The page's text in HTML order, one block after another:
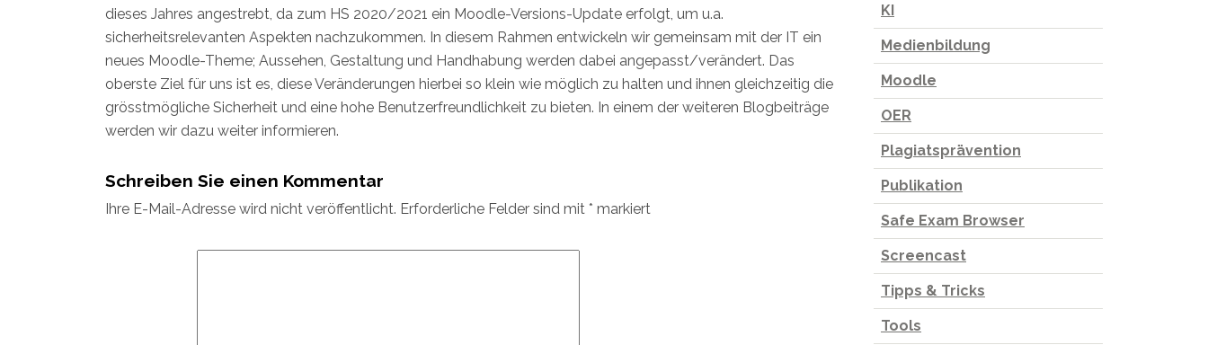
dieses Jahres angestrebt, da zum HS 2020/2021 ein Moodle-Versions-Update erfolgt, um u.a.
sicherheitsrelevanten Aspekten nachzukommen. In diesem Rahmen entwickeln wir gemeinsam mit der IT ein
neues Moodle-Theme; Aussehen, Gestaltung und Handhabung werden dabei angepasst/verändert. Das
oberste Ziel für uns ist es, diese Veränderungen hierbei so klein wie möglich zu halten und ihnen gleichzeitig die
grösstmögliche Sicherheit und eine hohe Benutzerfreundlichkeit zu bieten. In einem der weiteren Blogbeiträge
werden wir dazu weiter informieren.
Schreiben Sie einen Kommentar
Ihre E-Mail-Adresse wird nicht veröffentlicht. Erforderliche Felder sind mit * markiert
KI
Medienbildung
Moodle
OER
Plagiatsprävention
Publikation
Safe Exam Browser
Screencast
Tipps & Tricks
Tools